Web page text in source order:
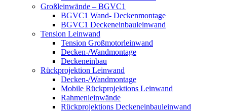
Großleinwände – BGVC1
BGVC1 Wand- Deckenmontage
BGVC1 Deckeneinbauleinwand
Tension Leinwand
Tension Großmotorleinwand
Decken-/Wandmontage
Deckeneinbau
Rückprojektion Leinwand
Decken-/Wandmontage
Mobile Rückprojektions Leinwand
Rahmenleinwände
Rückprojektions Deckeneinbauleinwand